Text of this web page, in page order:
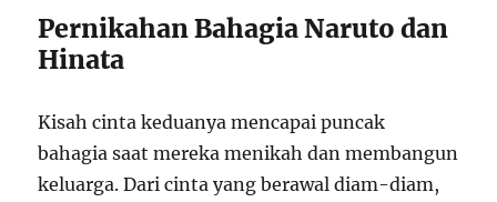
Pernikahan Bahagia Naruto dan
Hinata
Kisah cinta keduanya mencapai puncak
bahagia saat mereka menikah dan membangun
keluarga. Dari cinta yang berawal diam-diam,